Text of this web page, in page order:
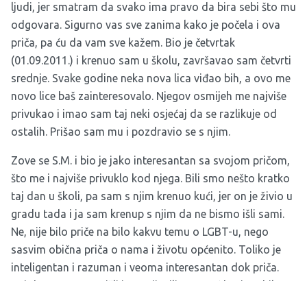
ljudi, jer smatram da svako ima pravo da bira sebi što mu
odgovara. Sigurno vas sve zanima kako je počela i ova
priča, pa ću da vam sve kažem. Bio je četvrtak
(01.09.2011.) i krenuo sam u školu, završavao sam četvrti
srednje. Svake godine neka nova lica viđao bih, a ovo me
novo lice baš zainteresovalo. Njegov osmijeh me najviše
privukao i imao sam taj neki osjećaj da se razlikuje od
ostalih. Prišao sam mu i pozdravio se s njim.
Zove se S.M. i bio je jako interesantan sa svojom pričom,
što me i najviše privuklo kod njega. Bili smo nešto kratko
taj dan u školi, pa sam s njim krenuo kući, jer on je živio u
gradu tada i ja sam krenup s njim da ne bismo išli sami.
Ne, nije bilo priče na bilo kakvu temu o LGBT-u, nego
sasvim obična priča o nama i životu općenito. Toliko je
inteligentan i razuman i veoma interesantan dok priča.